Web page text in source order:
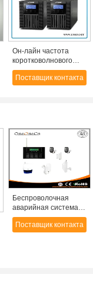
Он-лайн частота
коротковолнового
диапазона 1k UPS,
2k, 3k, одиночная
Поставщик контакта
Беспроволочная
аварийная система
обеспеченностью
GSM дома с экраном
Поставщик контакта